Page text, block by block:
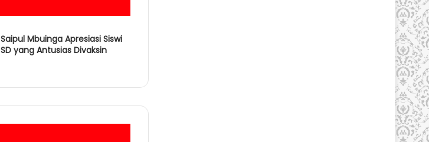
Saipul Mbuinga Apresiasi Siswi
SD yang Antusias Divaksin